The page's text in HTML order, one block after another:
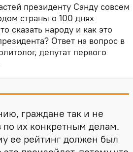
президенту Санду совсем
страны о 100 днях
сказать народу и как это
Ответ на вопрос в
депутат первого
граждане так и не
по их конкретным делам.
ее рейтинг должен был